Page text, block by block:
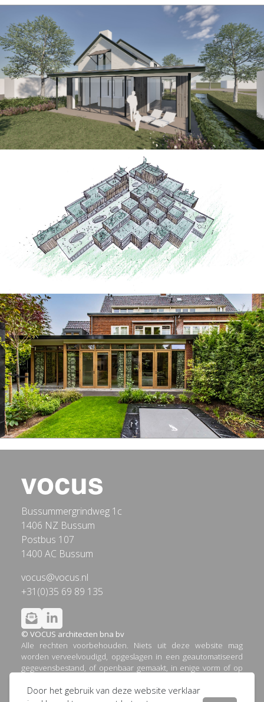
Door het gebruik van deze website verklaar
Bussummergrindweg 1c
1406 NZ Bussum
Postbus 107
1400 AC Bussum
vocus@vocus.nl
+31(0)35 69 89 135
© VOCUS architecten bna bv
Alle rechten voorbehouden. Niets uit deze website mag
worden verveelvoudigd, opgeslagen in een geautomatiseerd
gegevensbestand, of openbaar gemaakt, in enige vorm of op
kopieën, of op welke andere manier dan ook, zonder